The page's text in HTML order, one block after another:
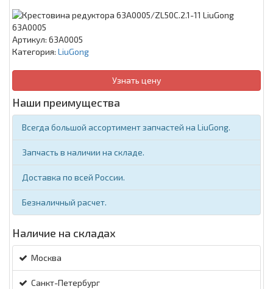
Артикул: 63A0005
Категория: LiuGong
Узнать цену
Наши преимущества
Всегда большой ассортимент запчастей на LiuGong.
Запчасть в наличии на складе.
Доставка по всей России.
Безналичный расчет.
Наличие на складах
Москва
Санкт-Петербург